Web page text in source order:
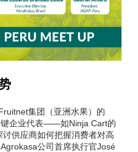
集团（亚洲水果）的
键企业代表——如Ninja Cart的
供应商如何把握消费者对高
公司首席执行官José